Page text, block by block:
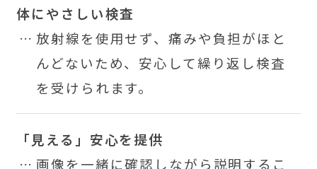
体にやさしい検査
放射線を使用せず、痛みや負担がほと
んどないため、安心して繰り返し検査
を受けられます。
「見える」安心を提供
画像を一緒に確認しながら説明するこ